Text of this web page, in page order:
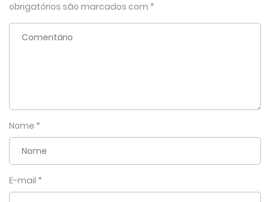
obrigatórios são marcados com *
Nome *
E-mail *